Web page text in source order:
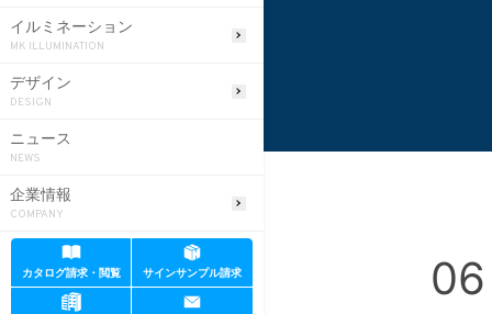
イルミネーション
MK ILLUMINATION
デザイン
DESIGN
ニュース
NEWS
企業情報
COMPANY
カタログ請求・閲覧 サインサンプル請求 06